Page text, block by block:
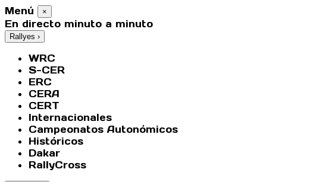
Menú ×
En directo minuto a minuto
Rallyes ›
WRC
S-CER
ERC
CERA
CERT
Internacionales
Campeonatos Autonómicos
Históricos
Dakar
RallyCross